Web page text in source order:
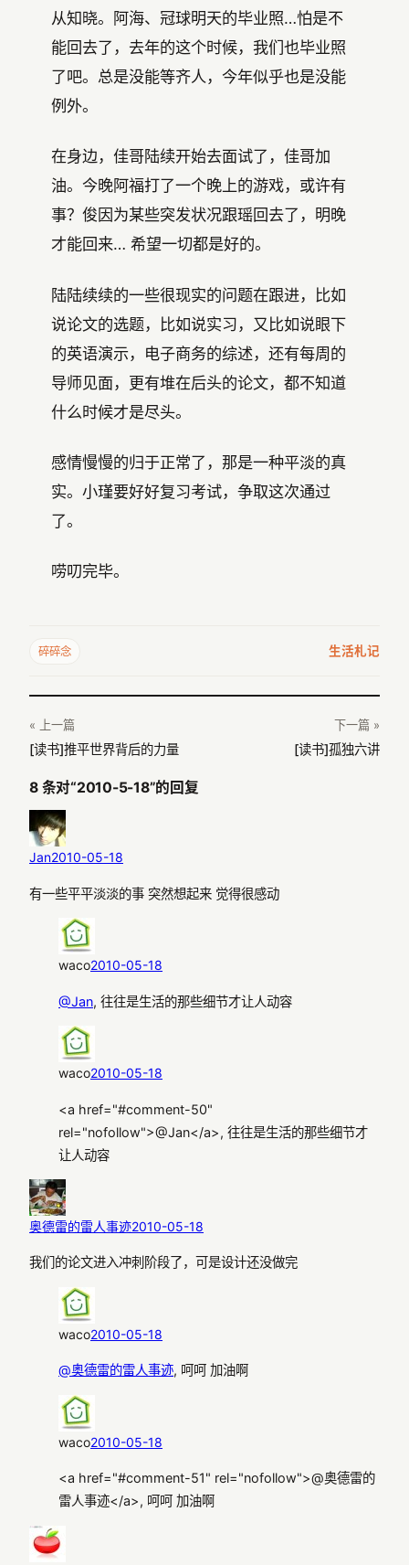
从知晓。阿海、冠球明天的毕业照…怕是不
能回去了，去年的这个时候，我们也毕业照
了吧。总是没能等齐人，今年似乎也是没能
例外。
在身边，佳哥陆续开始去面试了，佳哥加
油。今晚阿福打了一个晚上的游戏，或许有
事？俊因为某些突发状况跟瑶回去了，明晚
才能回来… 希望一切都是好的。
陆陆续续的一些很现实的问题在跟进，比如
说论文的选题，比如说实习，又比如说眼下
的英语演示，电子商务的综述，还有每周的
导师见面，更有堆在后头的论文，都不知道
什么时候才是尽头。
感情慢慢的归于正常了，那是一种平淡的真
实。小瑾要好好复习考试，争取这次通过
了。
唠叨完毕。
碎碎念 生活札记
« 上一篇
[读书]推平世界背后的力量
下一篇 »
[读书]孤独六讲
8 条对“2010-5-18”的回复
Jan2010-05-18
有一些平平淡淡的事 突然想起来 觉得很感动
waco2010-05-18
@Jan, 往往是生活的那些细节才让人动容
waco2010-05-18
<a href="#comment-50"
rel="nofollow">@Jan</a>, 往往是生活的那些细节才
让人动容
奥德雷的雷人事迹2010-05-18
我们的论文进入冲刺阶段了，可是设计还没做完
waco2010-05-18
@奥德雷的雷人事迹, 呵呵 加油啊
waco2010-05-18
<a href="#comment-51" rel="nofollow">@奥德雷的
雷人事迹</a>, 呵呵 加油啊